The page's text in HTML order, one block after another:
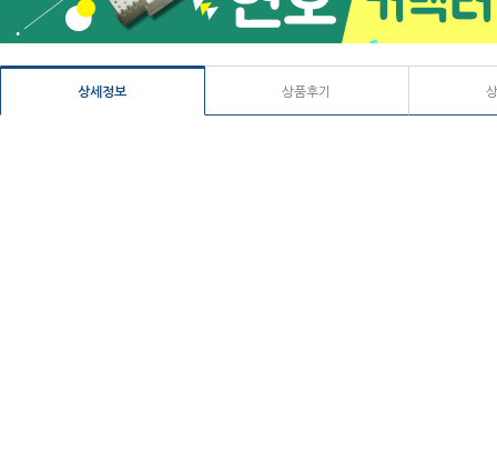
상세정보 상품후기